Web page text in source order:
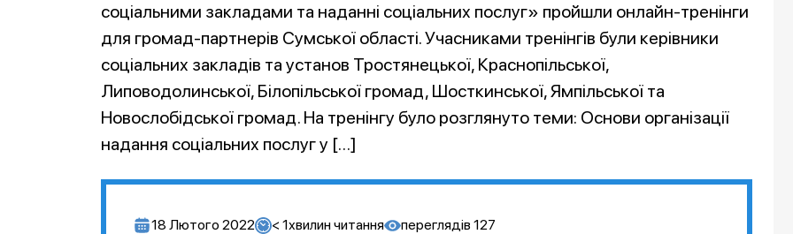
соціальними закладами та наданні соціальних послуг» пройшли онлайн-тренінги
для громад-партнерів Сумської області. Учасниками тренінгів були керівники
соціальних закладів та установ Тростянецької, Краснопільської,
Липоводолинської, Білопільської громад, Шосткинської, Ямпільської та
Новослобідської громад. На тренінгу було розглянуто теми: Основи організації
надання соціальних послуг у […]
18 Лютого 2022 < 1хвилин читання переглядів 127